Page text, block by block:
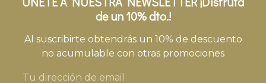
de un 10% dto.!
Al suscribirte obtendrás un 10% de descuento
no acumulable con otras promociones